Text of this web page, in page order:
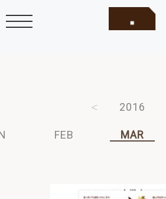
2016
FEB MAR